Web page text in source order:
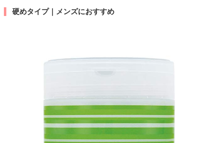
硬めタイプ｜メンズにおすすめ